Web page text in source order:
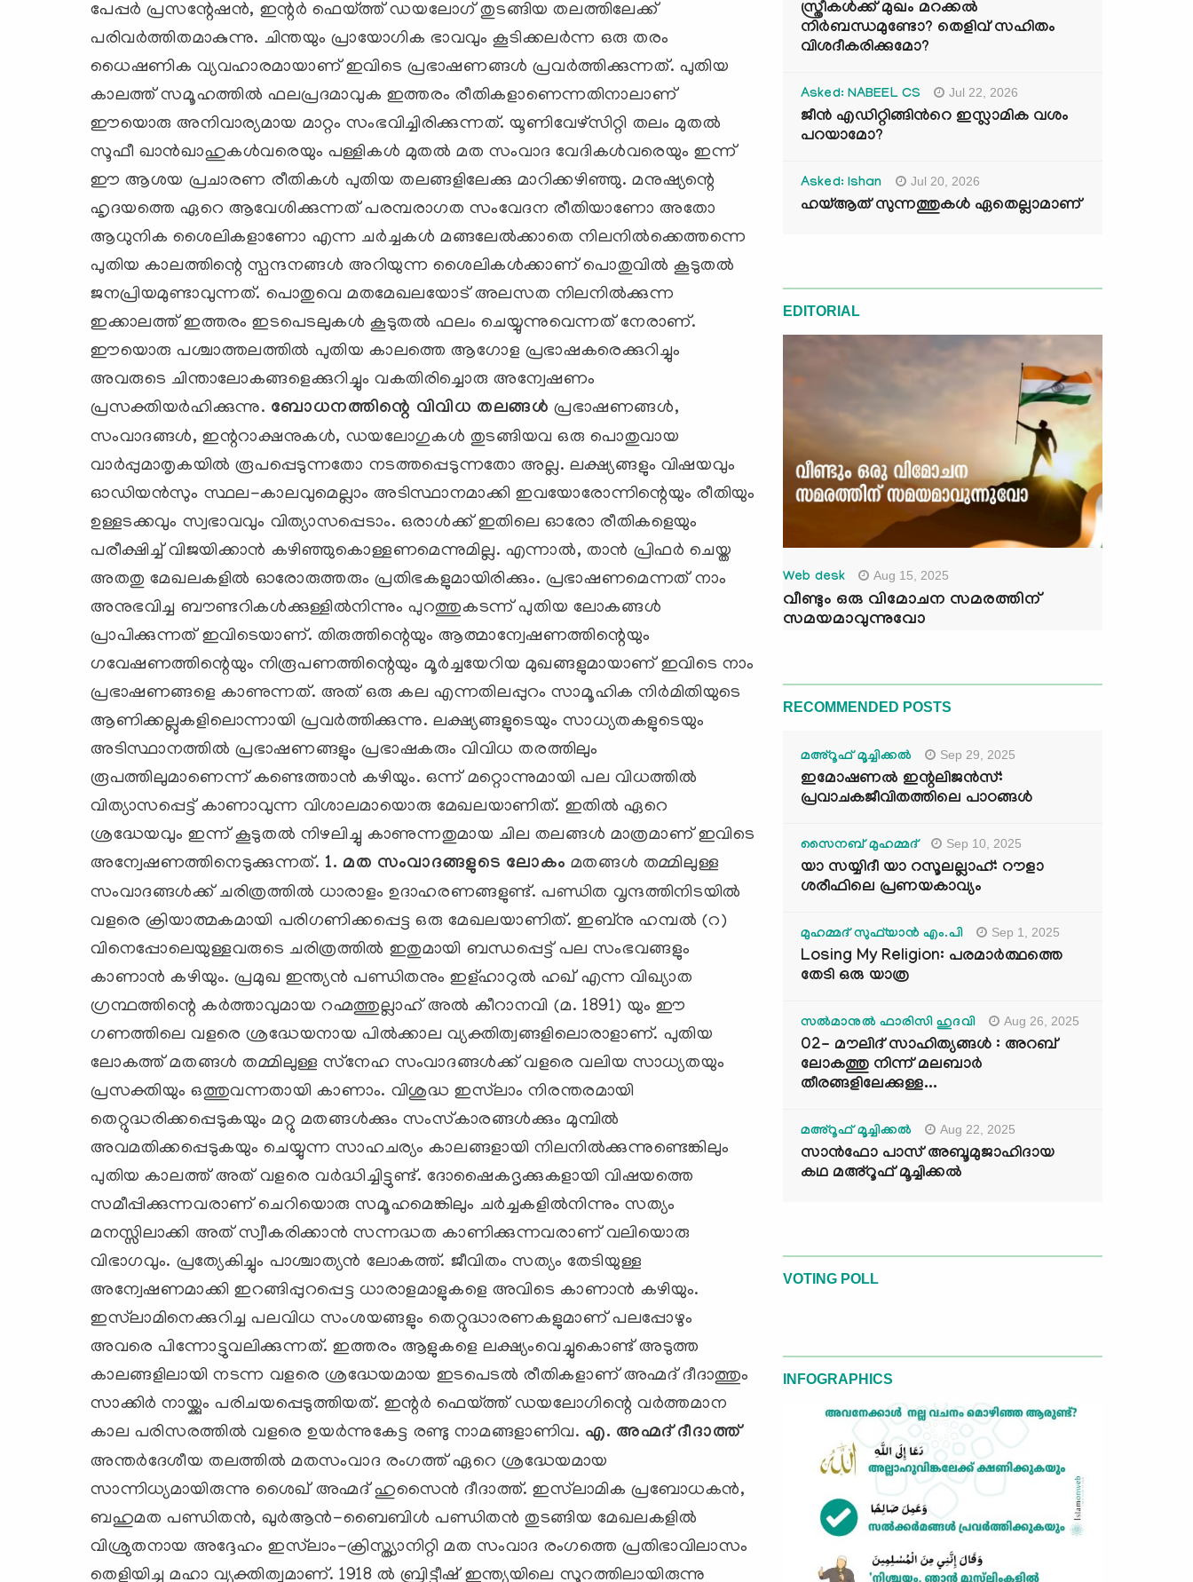
പേപ്പര്‍ പ്രസന്റേഷന്‍, ഇന്റര്‍ ഫെയ്ത്ത് ഡയലോഗ് തുടങ്ങിയ തലത്തിലേക്ക്
പരിവര്‍ത്തിതമാകുന്നു. ചിന്തയും പ്രായോഗിക ഭാവവും കൂടിക്കലര്‍ന്ന ഒരു തരം
ധൈഷണിക വ്യവഹാരമായാണ് ഇവിടെ പ്രഭാഷണങ്ങള്‍ പ്രവര്‍ത്തിക്കുന്നത്. പുതിയ
കാലത്ത് സമൂഹത്തില്‍ ഫലപ്രദമാവുക ഇത്തരം രീതികളാണെന്നതിനാലാണ്
ഈയൊരു അനിവാര്യമായ മാറ്റം സംഭവിച്ചിരിക്കുന്നത്. യൂണിവേഴ്‌സിറ്റി തലം മുതല്‍
സൂഫീ ഖാന്‍ഖാഹുകള്‍വരെയും പള്ളികള്‍ മുതല്‍ മത സംവാദ വേദികള്‍വരെയും ഇന്ന്
ഈ ആശയ പ്രചാരണ രീതികള്‍ പുതിയ തലങ്ങളിലേക്കു മാറിക്കഴിഞ്ഞു. മനുഷ്യന്റെ
ഹൃദയത്തെ ഏറെ ആവേശിക്കുന്നത് പരമ്പരാഗത സംവേദന രീതിയാണോ അതോ
ആധുനിക ശൈലികളാണോ എന്ന ചര്‍ച്ചകള്‍ മങ്ങലേല്‍ക്കാതെ നിലനില്‍ക്കെത്തന്നെ
പുതിയ കാലത്തിന്റെ സ്പന്ദനങ്ങള്‍ അറിയുന്ന ശൈലികള്‍ക്കാണ് പൊതുവില്‍ കൂടുതല്‍
ജനപ്രിയമുണ്ടാവുന്നത്. പൊതുവെ മതമേഖലയോട് അലസത നിലനില്‍ക്കുന്ന
ഇക്കാലത്ത് ഇത്തരം ഇടപെടലുകള്‍ കൂടുതല്‍ ഫലം ചെയ്യുന്നുവെന്നത് നേരാണ്.
ഈയൊരു പശ്ചാത്തലത്തില്‍ പുതിയ കാലത്തെ ആഗോള പ്രഭാഷകരെക്കുറിച്ചും
അവരുടെ ചിന്താലോകങ്ങളെക്കുറിച്ചും വകതിരിച്ചൊരു അന്വേഷണം
പ്രസക്തിയര്‍ഹിക്കുന്നു. ബോധനത്തിന്റെ വിവിധ തലങ്ങള്‍ പ്രഭാഷണങ്ങള്‍,
സംവാദങ്ങള്‍, ഇന്ററാക്ഷനുകള്‍, ഡയലോഗുകള്‍ തുടങ്ങിയവ ഒരു പൊതുവായ
വാര്‍പ്പുമാതൃകയില്‍ രൂപപ്പെടുന്നതോ നടത്തപ്പെടുന്നതോ അല്ല. ലക്ഷ്യങ്ങളും വിഷയവും
ഓഡിയന്‍സും സ്ഥല-കാലവുമെല്ലാം അടിസ്ഥാനമാക്കി ഇവയോരോന്നിന്റെയും രീതിയും
ഉള്ളടക്കവും സ്വഭാവവും വിത്യാസപ്പെടാം. ഒരാള്‍ക്ക് ഇതിലെ ഓരോ രീതികളെയും
പരീക്ഷിച്ച് വിജയിക്കാന്‍ കഴിഞ്ഞുകൊള്ളണമെന്നുമില്ല. എന്നാല്‍, താന്‍ പ്രിഫര്‍ ചെയ്ത
അതതു മേഖലകളില്‍ ഓരോരുത്തരും പ്രതിഭകളുമായിരിക്കും. പ്രഭാഷണമെന്നത് നാം
അനുഭവിച്ച ബൗണ്ടറികള്‍ക്കുള്ളില്‍നിന്നും പുറത്തുകടന്ന് പുതിയ ലോകങ്ങള്‍
പ്രാപിക്കുന്നത് ഇവിടെയാണ്. തിരുത്തിന്റെയും ആത്മാന്വേഷണത്തിന്റെയും
ഗവേഷണത്തിന്റെയും നിരൂപണത്തിന്റെയും മൂര്‍ച്ചയേറിയ മുഖങ്ങളുമായാണ് ഇവിടെ നാം
പ്രഭാഷണങ്ങളെ കാണുന്നത്. അത് ഒരു കല എന്നതിലപ്പുറം സാമൂഹിക നിര്‍മിതിയുടെ
ആണിക്കല്ലുകളിലൊന്നായി പ്രവര്‍ത്തിക്കുന്നു. ലക്ഷ്യങ്ങളുടെയും സാധ്യതകളുടെയും
അടിസ്ഥാനത്തില്‍ പ്രഭാഷണങ്ങളും പ്രഭാഷകരും വിവിധ തരത്തിലും
രൂപത്തിലുമാണെന്ന് കണ്ടെത്താന്‍ കഴിയും. ഒന്ന് മറ്റൊന്നുമായി പല വിധത്തില്‍
വിത്യാസപ്പെട്ട് കാണാവുന്ന വിശാലമായൊരു മേഖലയാണിത്. ഇതില്‍ ഏറെ
ശ്രദ്ധേയവും ഇന്ന് കൂടുതല്‍ നിഴലിച്ചു കാണുന്നതുമായ ചില തലങ്ങള്‍ മാത്രമാണ് ഇവിടെ
അന്വേഷണത്തിനെടുക്കുന്നത്. 1. മത സംവാദങ്ങളുടെ ലോകം മതങ്ങള്‍ തമ്മിലുള്ള
സംവാദങ്ങള്‍ക്ക് ചരിത്രത്തില്‍ ധാരാളം ഉദാഹരണങ്ങളുണ്ട്. പണ്ഡിത വൃന്ദത്തിനിടയില്‍
വളരെ ക്രിയാത്മകമായി പരിഗണിക്കപ്പെട്ട ഒരു മേഖലയാണിത്. ഇബ്‌നു ഹമ്പല്‍ (റ)
വിനെപ്പോലെയുള്ളവരുടെ ചരിത്രത്തില്‍ ഇതുമായി ബന്ധപ്പെട്ട് പല സംഭവങ്ങളും
കാണാന്‍ കഴിയും. പ്രമുഖ ഇന്ത്യന്‍ പണ്ഡിതനും ഇള്ഹാറുല്‍ ഹഖ് എന്ന വിഖ്യാത
ഗ്രന്ഥത്തിന്റെ കര്‍ത്താവുമായ റഹ്മത്തുല്ലാഹ് അല്‍ കീറാനവി (മ. 1891) യും ഈ
ഗണത്തിലെ വളരെ ശ്രദ്ധേയനായ പില്‍ക്കാല വ്യക്തിത്വങ്ങളിലൊരാളാണ്. പുതിയ
ലോകത്ത് മതങ്ങള്‍ തമ്മിലുള്ള സ്‌നേഹ സംവാദങ്ങള്‍ക്ക് വളരെ വലിയ സാധ്യതയും
പ്രസക്തിയും ഒത്തുവന്നതായി കാണാം. വിശുദ്ധ ഇസ്‌ലാം നിരന്തരമായി
തെറ്റുദ്ധരിക്കപ്പെടുകയും മറ്റു മതങ്ങള്‍ക്കും സംസ്‌കാരങ്ങള്‍ക്കും മുമ്പില്‍
അവമതിക്കപ്പെടുകയും ചെയ്യുന്ന സാഹചര്യം കാലങ്ങളായി നിലനില്‍ക്കുന്നുണ്ടെങ്കിലും
പുതിയ കാലത്ത് അത് വളരെ വര്‍ദ്ധിച്ചിട്ടുണ്ട്. ദോഷൈകദൃക്കുകളായി വിഷയത്തെ
സമീപ്പിക്കുന്നവരാണ് ചെറിയൊരു സമൂഹമെങ്കിലും ചര്‍ച്ചകളില്‍നിന്നും സത്യം
മനസ്സിലാക്കി അത് സ്വീകരിക്കാന്‍ സന്നദ്ധത കാണിക്കുന്നവരാണ് വലിയൊരു
വിഭാഗവും. പ്രത്യേകിച്ചും പാശ്ചാത്യന്‍ ലോകത്ത്. ജീവിതം സത്യം തേടിയുള്ള
അന്വേഷണമാക്കി ഇറങ്ങിപ്പുറപ്പെട്ട ധാരാളമാളുകളെ അവിടെ കാണാന്‍ കഴിയും.
ഇസ്‌ലാമിനെക്കുറിച്ച പലവിധ സംശയങ്ങളും തെറ്റുദ്ധാരണകളുമാണ് പലപ്പോഴും
അവരെ പിന്നോട്ടുവലിക്കുന്നത്. ഇത്തരം ആളുകളെ ലക്ഷ്യംവെച്ചുകൊണ്ട് അടുത്ത
കാലങ്ങളിലായി നടന്ന വളരെ ശ്രദ്ധേയമായ ഇടപെടല്‍ രീതികളാണ് അഹ്മദ് ദീദാത്തും
സാക്കിര്‍ നായ്ക്കും പരിചയപ്പെടുത്തിയത്. ഇന്റര്‍ ഫെയ്ത്ത് ഡയലോഗിന്റെ വര്‍ത്തമാന
കാല പരിസരത്തില്‍ വളരെ ഉയര്‍ന്നുകേട്ട രണ്ടു നാമങ്ങളാണിവ. എ. അഹ്മദ് ദീദാത്ത്
അന്തര്‍ദേശീയ തലത്തില്‍ മതസംവാദ രംഗത്ത് ഏറെ ശ്രദ്ധേയമായ
സാന്നിധ്യമായിരുന്നു ശൈഖ് അഹ്മദ് ഹുസൈന്‍ ദീദാത്ത്. ഇസ്‌ലാമിക പ്രബോധകന്‍,
ബഹുമത പണ്ഡിതന്‍, ഖുര്‍ആന്‍-ബൈബിള്‍ പണ്ഡിതന്‍ തുടങ്ങിയ മേഖലകളില്‍
വിശ്രുതനായ അദ്ദേഹം ഇസ്‌ലാം-ക്രിസ്ത്യാനിറ്റി മത സംവാദ രംഗത്തെ പ്രതിഭാവിലാസം
തെളിയിച്ച മഹാ വ്യക്തിത്വമാണ്. 1918 ല്‍ ബ്രിട്ടീഷ് ഇന്ത്യയിലെ സൂറത്തിലായിരുന്നു
സ്ത്രീകൾക്ക് മുഖം മറക്കൽ
നിർബന്ധമുണ്ടോ? തെളിവ് സഹിതം
വിശദീകരിക്കുമോ?
Asked: NABEEL CS Jul 22, 2026
ജീൻ എഡിറ്റിങ്ങിന്‍റെ ഇസ്ലാമിക വശം
പറയാമോ?
Asked: Ishan Jul 20, 2026
ഹയ്ആത് സുന്നത്തുകൾ ഏതെല്ലാമാണ്
EDITORIAL
Web desk Aug 15, 2025
വീണ്ടും ഒരു വിമോചന സമരത്തിന്
സമയമാവുന്നുവോ
RECOMMENDED POSTS
മഅ്റൂഫ് മൂച്ചിക്കല്‍ Sep 29, 2025
ഇമോഷണൽ ഇന്റലിജൻസ്:
പ്രവാചകജീവിതത്തിലെ പാഠങ്ങൾ
സൈനബ് മുഹമ്മദ് Sep 10, 2025
യാ സയ്യിദീ യാ റസൂലല്ലാഹ്: റൗളാ
ശരീഫിലെ പ്രണയകാവ്യം
മുഹമ്മദ് സുഫ്‌യാൻ എം.പി Sep 1, 2025
Losing My Religion: പരമാർത്ഥത്തെ
തേടി ഒരു യാത്ര
സൽമാനുൽ ഫാരിസി ഹുദവി Aug 26, 2025
02- മൗലിദ് സാഹിത്യങ്ങൾ : അറബ്
ലോകത്തു നിന്ന് മലബാർ
തീരങ്ങളിലേക്കുള്ള...
മഅ്റൂഫ് മൂച്ചിക്കല്‍ Aug 22, 2025
സാൻഫോ പാസ് അബൂമുജാഹിദായ
കഥ മഅ്റൂഫ് മൂച്ചിക്കല്‍
VOTING POLL
INFOGRAPHICS